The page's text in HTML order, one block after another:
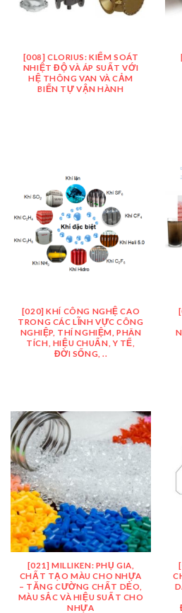
[008] CLORIUS: KIỂM SOÁT
NHIỆT ĐỘ VÀ ÁP SUẤT VỚI
HỆ THÔNG VAN VÀ CẢM
BIẾN TỰ VẬN HÀNH
[020] KHÍ CÔNG NGHỆ CAO
TRONG CÁC LĨNH VỰC CÔNG
NGHIỆP, THÍ NGHIỆM, PHÂN
TÍCH, HIỆU CHUẨN, Y TẾ,
ĐỜI SỐNG, ..
[021] MILLIKEN: PHỤ GIA,
CHẤT TẠO MÀU CHO NHỰA
– TĂNG CƯỜNG CHẤT DẺO,
MÀU SẮC VÀ HIỆU SUẤT CHO
NHỰA